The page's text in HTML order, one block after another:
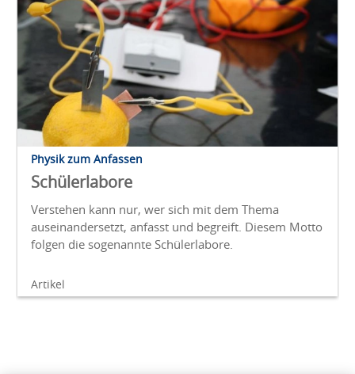
Physik zum Anfassen
Schülerlabore
Verstehen kann nur, wer sich mit dem Thema
auseinandersetzt, anfasst und begreift. Diesem Motto
folgen die sogenannte Schülerlabore.
Artikel